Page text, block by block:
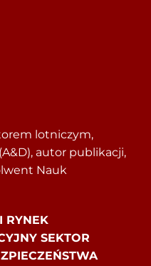
lotniczym,
autor publikacji,
Nauk
RYNEK
SEKTOR